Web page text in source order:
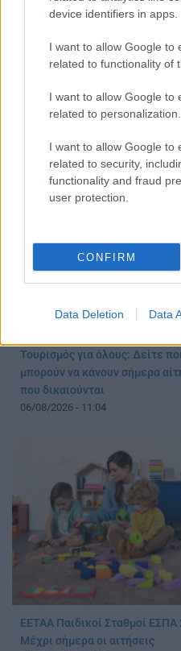
device identifiers in apps.
I want to allow Google to
related to functionality of
I want to allow Google to
related to personalization.
I want to allow Google to
related to security,
functionality and fraud
user protection.
CONFIRM
Data Deletion Data
ΟΠΕΚΑ
Τουρισμός για όλους: Δείτε
μπορούν να κάνουν σήμερα
που δικαιούνται
06/08/2026 - 11:04
ΕΕΤΑΑ Παιδικοί Σταθμοί ΕΣΠΑ
Μέχρι σήμερα οι αιτήσεις